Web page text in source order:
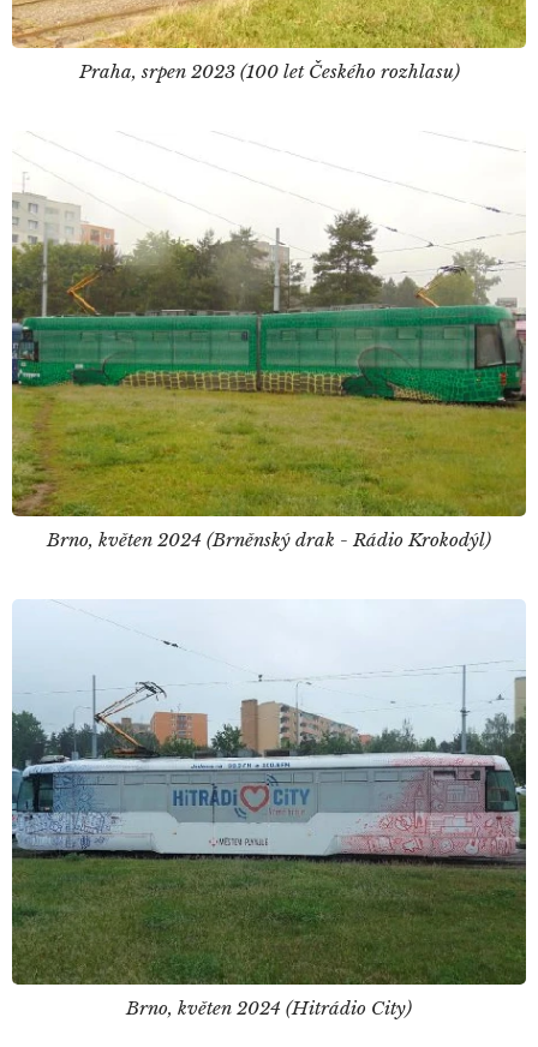
Praha, srpen 2023 (100 let Českého rozhlasu)
Brno, květen 2024 (Brněnský drak - Rádio Krokodýl)
Brno, květen 2024 (Hitrádio City)